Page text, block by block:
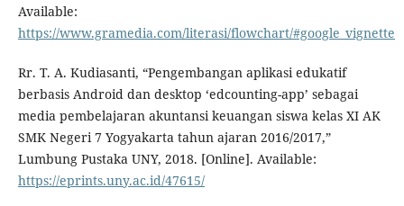
Available:
https://www.gramedia.com/literasi/flowchart/#google_vignette
Rr. T. A. Kudiasanti, “Pengembangan aplikasi edukatif
berbasis Android dan desktop ‘edcounting-app’ sebagai
media pembelajaran akuntansi keuangan siswa kelas XI AK
SMK Negeri 7 Yogyakarta tahun ajaran 2016/2017,”
Lumbung Pustaka UNY, 2018. [Online]. Available:
https://eprints.uny.ac.id/47615/